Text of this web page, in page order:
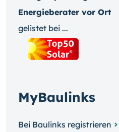
Energieberater vor Ort
gelistet bei ...
MyBaulinks
Bei Baulinks registrieren